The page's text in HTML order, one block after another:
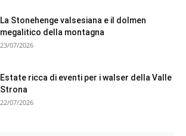
La Stonehenge valsesiana e il dolmen
megalitico della montagna
23/07/2026
Estate ricca di eventi per i walser della Valle
Strona
22/07/2026